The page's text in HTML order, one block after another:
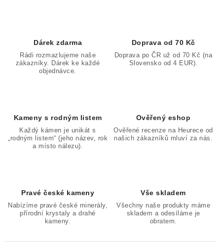
Dárek zdarma
Rádi rozmazlujeme naše
zákazníky. Dárek ke každé
objednávce.
Doprava od 70 Kč
Doprava po ČR už od 70 Kč (na
Slovensko od 4 EUR).
Kameny s rodným listem
Každý kámen je unikát s
„rodným listem“ (jeho název, rok
a místo nálezu).
Ověřený eshop
Ověřené recenze na Heurece od
našich zákazníků mluví za nás.
Pravé české kameny
Nabízíme pravé české minerály,
přírodní krystaly a drahé
kameny.
Vše skladem
Všechny naše produkty máme
skladem a odesíláme je
obratem.